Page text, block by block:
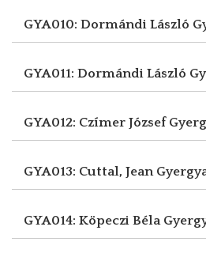
GYA010: Dormándi László
GYA011: Dormándi László
GYA012: Czímer József
GYA013: Cuttal, Jean
GYA014: Köpeczi Béla